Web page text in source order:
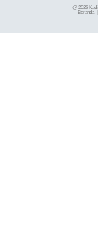
@ 2026
Beranda